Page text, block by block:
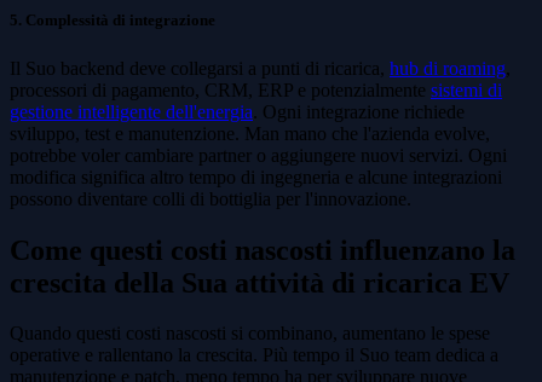
5. Complessità di integrazione
Il Suo backend deve collegarsi a punti di ricarica, hub di roaming,
processori di pagamento, CRM, ERP e potenzialmente sistemi di
gestione intelligente dell'energia. Ogni integrazione richiede
sviluppo, test e manutenzione. Man mano che l'azienda evolve,
potrebbe voler cambiare partner o aggiungere nuovi servizi. Ogni
modifica significa altro tempo di ingegneria e alcune integrazioni
possono diventare colli di bottiglia per l'innovazione.
Come questi costi nascosti influenzano la
crescita della Sua attività di ricarica EV
Quando questi costi nascosti si combinano, aumentano le spese
operative e rallentano la crescita. Più tempo il Suo team dedica a
manutenzione e patch, meno tempo ha per sviluppare nuove